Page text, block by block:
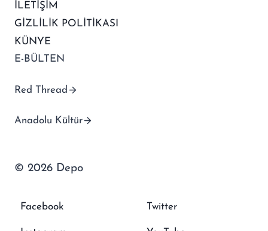
İLETİŞİM
GİZLİLİK POLİTİKASI
KÜNYE
E-BÜLTEN
Red Thread
Anadolu Kültür
© 2026 Depo
Facebook Twitter